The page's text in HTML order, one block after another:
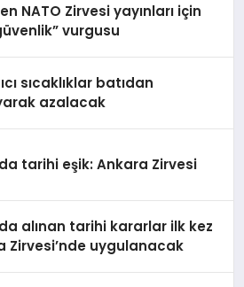
NATO Zirvesi yayınları için
vurgusu
sıcaklıklar batıdan
azalacak
tarihi eşik: Ankara Zirvesi
alınan tarihi kararlar ilk kez
Zirvesi’nde uygulanacak